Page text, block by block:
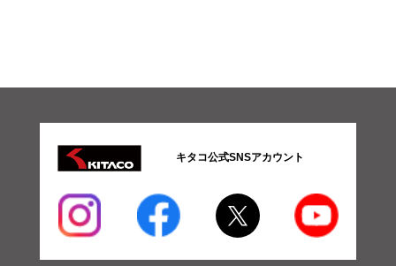
キタコ公式SNSアカウント